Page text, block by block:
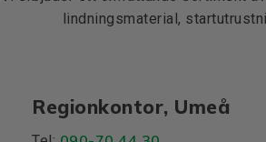
lindningsmaterial,
Regionkontor, Umeå